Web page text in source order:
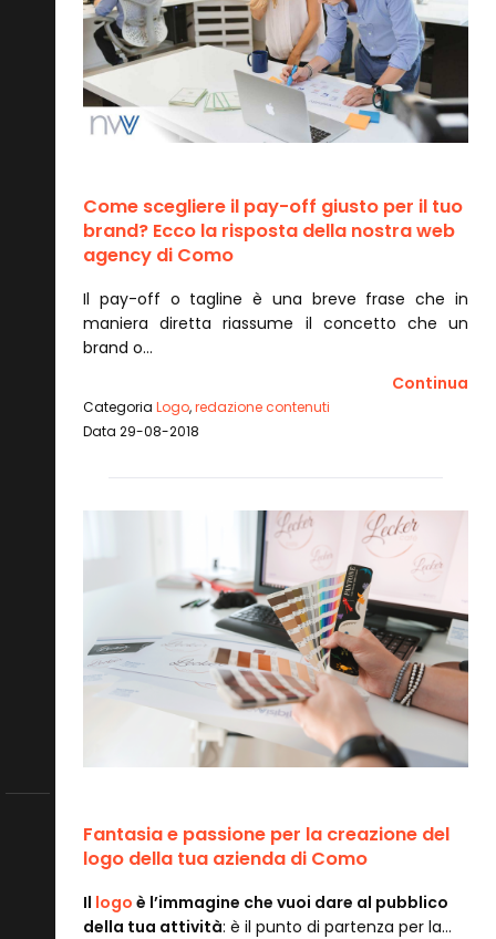
Come scegliere il pay-off giusto per il tuo
brand? Ecco la risposta della nostra web
agency di Como
Il pay-off o tagline è una breve frase che in
maniera diretta riassume il concetto che un
brand o…
Continua
Categoria Logo,redazione contenuti
Data 29-08-2018
Fantasia e passione per la creazione del
logo della tua azienda di Como
Il logo è l’immagine che vuoi dare al pubblico
della tua attività: è il punto di partenza per la…